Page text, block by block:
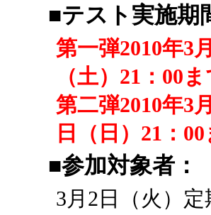
■テスト実施期
第一弾2010年3
（土）21：00
第二弾2010年3
日（日）21：
■参加対象者：
3月2日（火）